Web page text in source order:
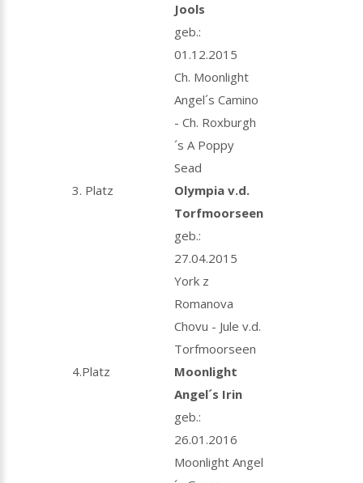
Jools
geb.:
01.12.2015
Ch. Moonlight
Angel´s Camino
- Ch. Roxburgh
´s A Poppy
Sead
3. Platz
Olympia v.d.
Torfmoorseen
geb.:
27.04.2015
York z
Romanova
Chovu - Jule v.d.
Torfmoorseen
4.Platz
Moonlight
Angel´s Irin
geb.:
26.01.2016
Moonlight Angel